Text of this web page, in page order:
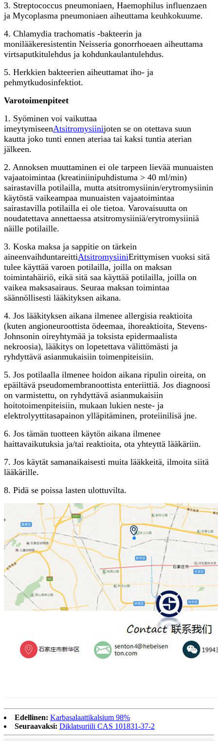
3. Streptococcus pneumoniaen, Haemophilus influenzaen
ja Mycoplasma pneumoniaen aiheuttama keuhkokuume.
4. Chlamydia trachomatis -bakteerin ja
monilääkeresistentin Neisseria gonorrhoeaen aiheuttama
virtsaputkitulehdus ja kohdunkaulantulehdus.
5. Herkkien bakteerien aiheuttamat iho- ja
pehmytkudosinfektiot.
Varotoimenpiteet
1. Syöminen voi vaikuttaa
imeytymiseenAtsitromysiinijoten se on otettava suun
kautta joko tunti ennen ateriaa tai kaksi tuntia aterian
jälkeen.
2. Annoksen muuttaminen ei ole tarpeen lievää munuaisten
vajaatoimintaa (kreatiniinipuhdistuma > 40 ml/min)
sairastavilla potilailla, mutta atsitromysiinin/erytromysiinin
käytöstä vaikeampaa munuaisten vajaatoimintaa
sairastavilla potilailla ei ole tietoa. Varovaisuutta on
noudatettava annettaessa atsitromysiiniä/erytromysiiniä
näille potilaille.
3. Koska maksa ja sappitie on tärkein
aineenvaihduntareittiAtsitromysiiniErittymisen vuoksi sitä
tulee käyttää varoen potilailla, joilla on maksan
toimintahäiriö, eikä sitä saa käyttää potilailla, joilla on
vaikea maksasairaus. Seuraa maksan toimintaa
säännöllisesti lääkityksen aikana.
4. Jos lääkityksen aikana ilmenee allergisia reaktioita
(kuten angioneuroottista ödeemaa, ihoreaktioita, Stevens-
Johnsonin oireyhtymää ja toksista epidermaalista
nekroosia), lääkitys on lopetettava välittömästi ja
ryhdyttävä asianmukaisiin toimenpiteisiin.
5. Jos potilaalla ilmenee hoidon aikana ripulin oireita, on
epäiltävä pseudomembranoottista enteriittiä. Jos diagnoosi
on varmistettu, on ryhdyttävä asianmukaisiin
hoitotoimenpiteisiin, mukaan lukien neste- ja
elektrolyyttitasapainon ylläpitäminen, proteiinilisä jne.
6. Jos tämän tuotteen käytön aikana ilmenee
haittavaikutuksia ja/tai reaktioita, ota yhteyttä lääkäriin.
7. Jos käytät samanaikaisesti muita lääkkeitä, ilmoita siitä
lääkärille.
8. Pidä se poissa lasten ulottuvilta.
Edellinen: Karbasalaattikalsium 98%
Seuraavaksi: Diklatsuriili CAS 101831-37-2